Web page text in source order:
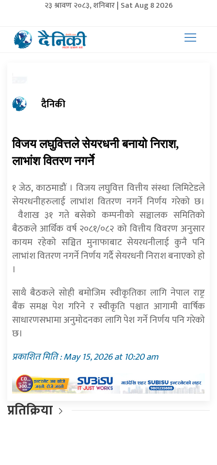
२३ श्रावण २०८३, शनिबार | Sat Aug 8 2026
दैनिकी
विजय लघुवित्तले सेयरधनी बनायो निराश,
लाभांश वितरण नगर्ने
१ जेठ, काठमाडौं । विजय लघुवित्त वित्तीय संस्था लिमिटेडले
सेयरधनीहरुलाई लाभांश वितरण नगर्ने निर्णय गरेको छ।
वैशाख ३१ गते बसेको कम्पनीको सञ्चालक समितिको
बैठकले आर्थिक वर्ष २०८१/०८२ को वित्तीय विवरण अनुसार
कायम रहेको सञ्चित मुनाफाबाट सेयरधनीलाई कुनै पनि
लाभांश वितरण नगर्ने निर्णय गर्दै सेयरधनी निराश बनाएकाे हाे
।
साथै बैठकले सोही बमोजिम स्वीकृतिका लागि नेपाल राष्ट्र
बैंक समक्ष पेश गरिने र स्वीकृति पश्चात आगामी वार्षिक
साधारणसभामा अनुमोदनका लागि पेश गर्ने निर्णय पनि गरेको
छ।
प्रकाशित मिति : May 15, 2026 at 10:20 am
प्रतिक्रिया